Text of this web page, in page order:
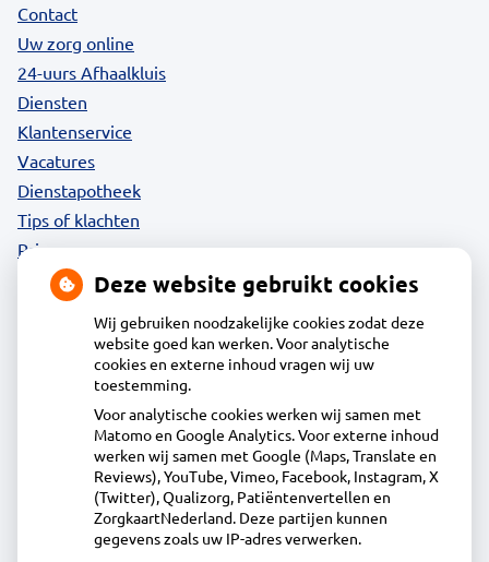
Contact
Uw zorg online
24-uurs Afhaalkluis
Diensten
Klantenservice
Vacatures
Dienstapotheek
Tips of klachten
Privacy
Acdapha Apotheek de Egmonden
Voorstraat 72, 1931 AM Egmond aan Zee
072-5065200
assistente@egmonden.nl
Inschrijven
Deze website gebruikt cookies
Wij gebruiken noodzakelijke cookies zodat deze
website goed kan werken. Voor analytische
cookies en externe inhoud vragen wij uw
toestemming.
Voor analytische cookies werken wij samen met
Matomo en Google Analytics. Voor externe inhoud
werken wij samen met Google (Maps, Translate en
Reviews), YouTube, Vimeo, Facebook, Instagram, X
(Twitter), Qualizorg, Patiëntenvertellen en
ZorgkaartNederland. Deze partijen kunnen
gegevens zoals uw IP-adres verwerken.